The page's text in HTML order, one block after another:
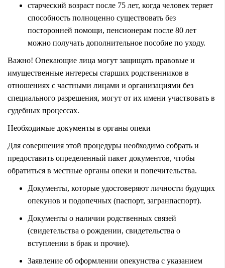
старческий возраст после 75 лет, когда человек теряет
способность полноценно существовать без
посторонней помощи, пенсионерам после 80 лет
можно получать дополнительное пособие по уходу.
Важно! Опекающие лица могут защищать правовые и
имущественные интересы старших родственников в
отношениях с частными лицами и организациями без
специального разрешения, могут от их имени участвовать в
судебных процессах.
Необходимые документы в органы опеки
Для совершения этой процедуры необходимо собрать и
предоставить определенный пакет документов, чтобы
обратиться в местные органы опеки и попечительства.
Документы, которые удостоверяют личности будущих
опекунов и подопечных (паспорт, загранпаспорт).
Документы о наличии родственных связей
(свидетельства о рождении, свидетельства о
вступлении в брак и прочие).
Заявление об оформлении опекунства с указанием